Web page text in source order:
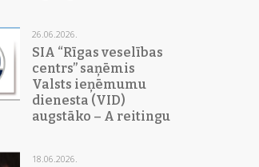
26.06.2026.
SIA “Rīgas veselības
centrs” saņēmis
Valsts ieņēmumu
dienesta (VID)
augstāko – A reitingu
18.06.2026.